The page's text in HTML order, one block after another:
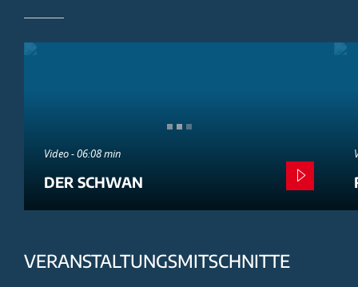
Video - 06:08 min
DER SCHWAN
VERANSTALTUNGSMITSCHNITTE